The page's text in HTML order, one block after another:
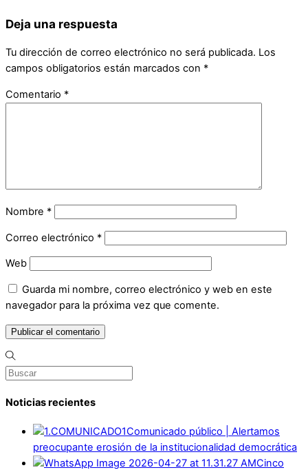
Deja una respuesta
Tu dirección de correo electrónico no será publicada. Los
campos obligatorios están marcados con *
Comentario *
Nombre *
Correo electrónico *
Web
Guarda mi nombre, correo electrónico y web en este
navegador para la próxima vez que comente.
Noticias recientes
Comunicado público | Alertamos
preocupante erosión de la institucionalidad democrática
Cinco